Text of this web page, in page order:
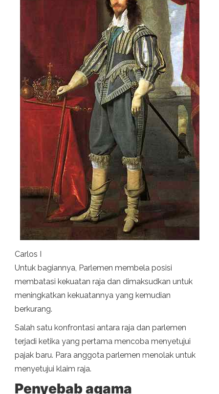
Carlos I
Untuk bagiannya, Parlemen membela posisi
membatasi kekuatan raja dan dimaksudkan untuk
meningkatkan kekuatannya yang kemudian
berkurang.
Salah satu konfrontasi antara raja dan parlemen
terjadi ketika yang pertama mencoba menyetujui
pajak baru. Para anggota parlemen menolak untuk
menyetujui klaim raja.
Penyebab agama